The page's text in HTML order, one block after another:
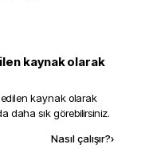
kaynak olarak
kaynak olarak
daha sık görebilirsiniz.
Nasıl çalışır?›